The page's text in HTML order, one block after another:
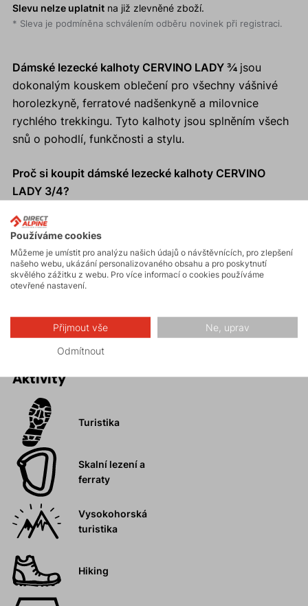
Slevu nelze uplatnitna již zlevněné zboží.
* Sleva je podmíněna schválením odběru novinek při registraci.
Dámské lezecké kalhoty CERVINO LADY ¾ jsou
dokonalým kouskem oblečení pro všechny vášnivé
horolezkyně, ferratové nadšenkyně a milovnice
rychlého trekkingu. Tyto kalhoty jsou splněním všech
snů o pohodlí, funkčnosti a stylu.
Proč si koupit dámské lezecké kalhoty CERVINO
LADY 3/4?
Lehký, prodyšný a odolný materiál.
Pružný pas s tkaničkou.
Anatomický střih zaručuje maximální volnost pohybu.
Sedlo kalhot je podloženo materiálem, který odvádí
pot a zabraňuje zápachu.
Aktivity
Turistika
Skalní lezení a
ferraty
Vysokohorská
turistika
Hiking
Používáme cookies
Můžeme je umístit pro analýzu našich údajů o návštěvnících, pro zlepšení
našeho webu, ukázání personalizovaného obsahu a pro poskytnutí
skvělého zážitku z webu. Pro více informací o cookies používáme
otevřené nastavení.
Přijmout vše Ne, uprav
Odmítnout